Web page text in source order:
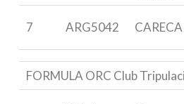
7 ARG5042 CARECA
FORMULA ORC Club